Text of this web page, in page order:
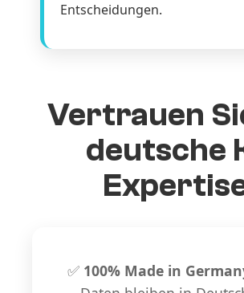
Entscheidungen.
Vertrauen
deutsche
✅ 100% Made in